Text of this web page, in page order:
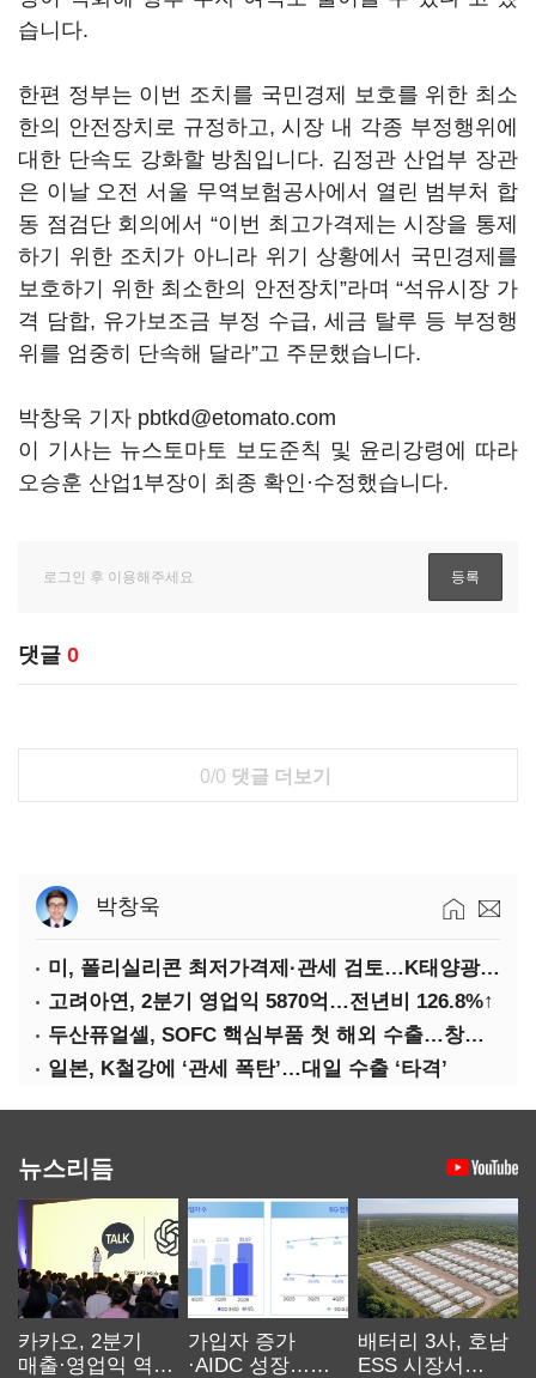
습니다.
한편 정부는 이번 조치를 국민경제 보호를 위한 최소
한의 안전장치로 규정하고, 시장 내 각종 부정행위에
대한 단속도 강화할 방침입니다. 김정관 산업부 장관
은 이날 오전 서울 무역보험공사에서 열린 범부처 합
동 점검단 회의에서 “이번 최고가격제는 시장을 통제
하기 위한 조치가 아니라 위기 상황에서 국민경제를
보호하기 위한 최소한의 안전장치”라며 “석유시장 가
격 담합, 유가보조금 부정 수급, 세금 탈루 등 부정행
위를 엄중히 단속해 달라”고 주문했습니다.
박창욱 기자 pbtkd@etomato.com
이 기사는 뉴스토마토 보도준칙 및 윤리강령에 따라
오승훈 산업1부장이 최종 확인·수정했습니다.
댓글 0
0/0 댓글 더보기
박창욱
미, 폴리실리콘 최저가격제·관세 검토…K태양광 입지 확대 기대
고려아연, 2분기 영업익 5870억…전년비 126.8%↑
두산퓨얼셀, SOFC 핵심부품 첫 해외 수출…창사 이래 최대 규모
일본, K철강에 ‘관세 폭탄’…대일 수출 ‘타격’
뉴스리듬
카카오, 2분기
매출·영업익 역대
가입자 증가
·AIDC 성장…
배터리 3사, 호남
ESS 시장서